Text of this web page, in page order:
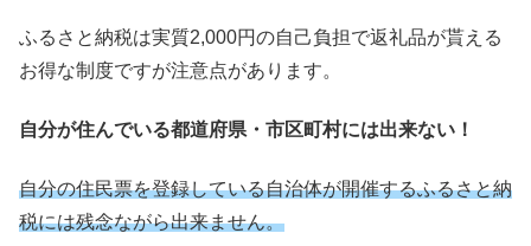
ふるさと納税は実質2,000円の自己負担で返礼品が貰える
お得な制度ですが注意点があります。
自分が住んでいる都道府県・市区町村には出来ない！
自分の住民票を登録している自治体が開催するふるさと納
税には残念ながら出来ません。